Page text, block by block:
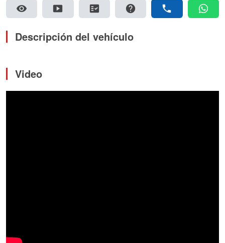
visibility smart_display fact_check help phone whatsapp
Descripción del vehículo
Video